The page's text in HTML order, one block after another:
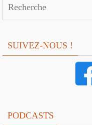
SUIVEZ-NOUS !
PODCASTS